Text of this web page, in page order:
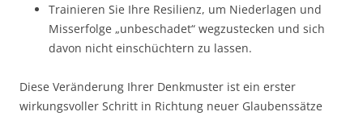
Trainieren Sie Ihre Resilienz, um Niederlagen und
Misserfolge „unbeschadet“ wegzustecken und sich
davon nicht einschüchtern zu lassen.
Diese Veränderung Ihrer Denkmuster ist ein erster
wirkungsvoller Schritt in Richtung neuer Glaubenssätze